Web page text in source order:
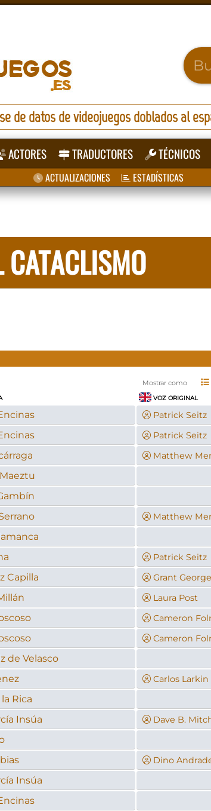
de datos de videojuegos doblados al
ACTORES TRADUCTORES TÉCNICOS
ACTUALIZACIONES ESTADÍSTICAS
CATACLISMO
Mostrar como
VOZ ORIGINAL
Patrick Seitz
Patrick Seitz
Matthew
Matthew
Patrick Seitz
Capilla Grant George
Laura Post
Cameron
Cameron
de Velasco
Carlos Larkin
Rica
Insúa Dave B.
Dino
Insúa